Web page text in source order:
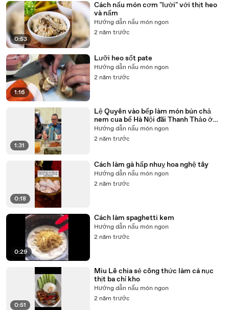
0:53
Cách nấu món cơm "lười" với thịt heo
và nấm
Hướng dẫn nấu món ngon
2 năm trước
1:16
Lưỡi heo sốt pate
Hướng dẫn nấu món ngon
2 năm trước
1:31
Lệ Quyên vào bếp làm món bún chả
nem cua bể Hà Nội đãi Thanh Thảo ở
Mỹ
Hướng dẫn nấu món ngon
2 năm trước
0:18
Cách làm gà hấp nhuỵ hoa nghệ tây
Hướng dẫn nấu món ngon
2 năm trước
0:29
Cách làm spaghetti kem
Hướng dẫn nấu món ngon
2 năm trước
0:51
Miu Lê chia sẻ công thức làm cá nục
thịt ba chỉ kho
Hướng dẫn nấu món ngon
2 năm trước